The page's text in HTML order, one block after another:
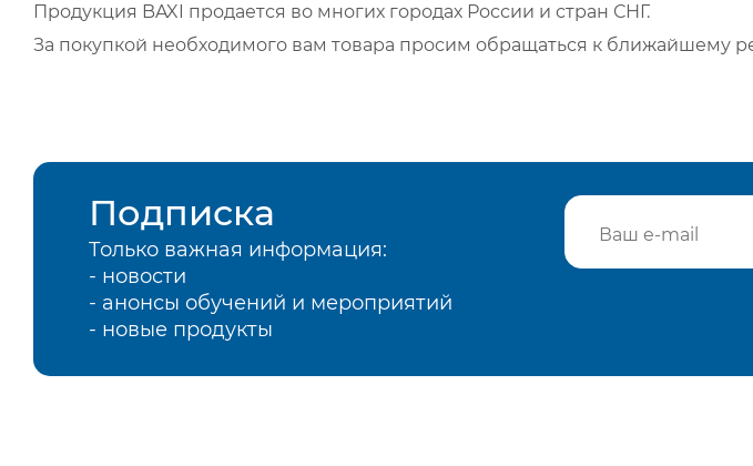
Продукция BAXI продается во многих городах России и стран СНГ.
За покупкой необходимого вам товара просим обращаться к ближайшему
Подписка
Только важная информация:
- новости
- анонсы обучений и мероприятий
- новые продукты